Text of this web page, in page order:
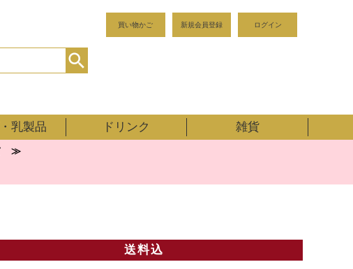
買い物かご 新規会員登録 ログイン
乳製品 ドリンク 雑貨
て ≫
送料込